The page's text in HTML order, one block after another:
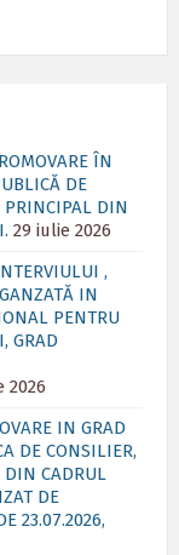
ÎN
DE
PRINCIPAL DIN
29 iulie 2026
,
IN
PENTRU
GRAD
2026
IN GRAD
DE CONSILIER,
DIN CADRUL
DE
23.07.2026,